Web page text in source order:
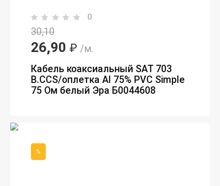
0
30,10
26,90 ₽ /м.
Кабель коаксиальный SAT 703
B.CCS/оплетка Al 75% PVC Simple
75 Ом белый Эра Б0044608
%